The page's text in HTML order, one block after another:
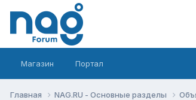
Магазин Портал
Главная NAG.RU - Основные разделы